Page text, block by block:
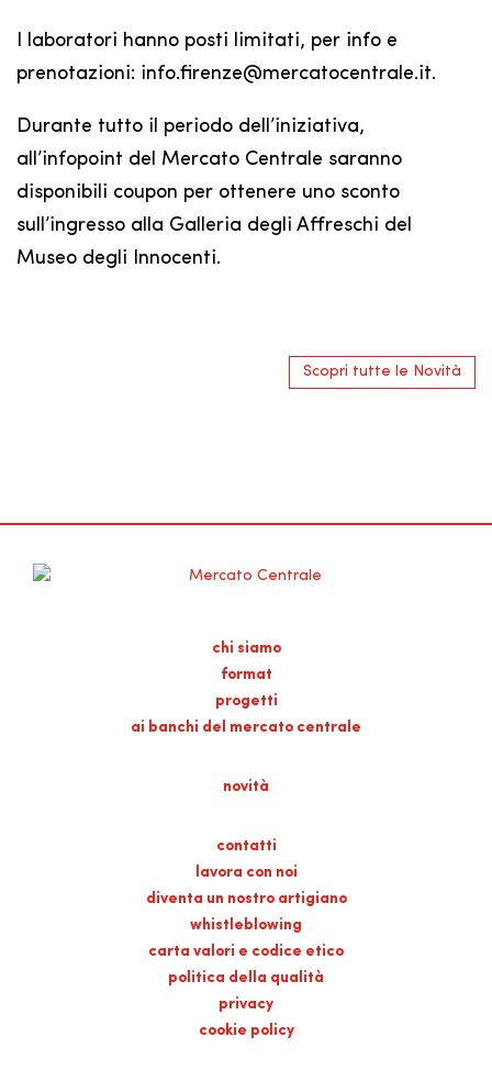
I laboratori hanno posti limitati, per info e
prenotazioni: info.firenze@mercatocentrale.it.
Durante tutto il periodo dell’iniziativa,
all’infopoint del Mercato Centrale saranno
disponibili coupon per ottenere uno sconto
sull’ingresso alla Galleria degli Affreschi del
Museo degli Innocenti.
Scopri tutte le Novità
chi siamo
format
progetti
ai banchi del mercato centrale
novità
contatti
lavora con noi
diventa un nostro artigiano
whistleblowing
carta valori e codice etico
politica della qualità
privacy
cookie policy